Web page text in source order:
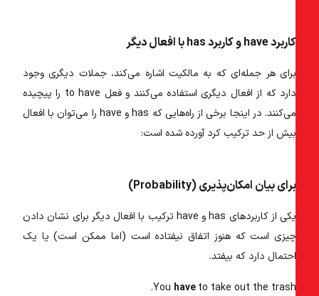
کاربرد have و کاربرد has با افعال دیگر
برای هر جمله‌ای که به مالکیت اشاره می‌کند، جملات دیگری وجود
دارد که از افعال دیگری استفاده می‌کنند و فعل to have را پیچیده
می‌کنند. در اینجا برخی از راه‌هایی که has و have را می‌توان با افعال
بیش از حد ترکیب کرد آورده شده است:
برای بیان امکان‌پذیری (Probability)
یکی از کاربرد‌های has و have ترکیب با افعال دیگر برای نشان دادن
چیزی است که هنوز اتفاق نیفتاده است (اما ممکن است) یا یک
احتمال دارد که بیفتد.
Youhaveto take out the trash.